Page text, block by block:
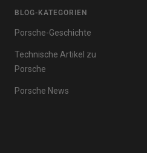
BLOG-KATEGORIEN
Porsche-Geschichte
Technische Artikel zu
Porsche
Porsche News